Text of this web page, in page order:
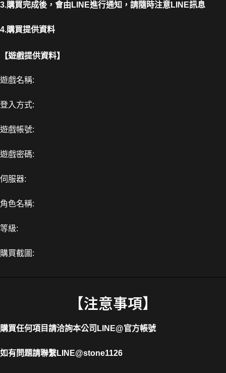
3.購買完成後，會由LINE進行通知，請隨時注意LINE訊息
4.購買提供資料
【遊戲提供資料】
遊戲名稱:
登入方式:
遊戲帳號:
遊戲密碼:
伺服器:
角色名稱:
等級:
購買截圖:
【注意事項】
購買任何項目請洽詢本公司 LINE@官方帳號
如有問題請聯繫LINE@stone1126